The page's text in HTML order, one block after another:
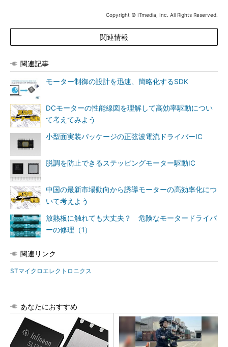
Copyright © ITmedia, Inc. All Rights Reserved.
関連情報
関連記事
モーター制御の設計を迅速、簡略化するSDK
DCモーターの性能線図を理解して高効率駆動につい
て考えてみよう
小型面実装パッケージの正弦波電流ドライバーIC
脱調を防止できるステッピングモーター駆動IC
中国の最新市場動向から誘導モーターの高効率化につ
いて考えよう
放熱板に触れても大丈夫？ 危険なモータードライバ
ーの修理（1）
関連リンク
STマイクロエレクトロニクス
あなたにおすすめ